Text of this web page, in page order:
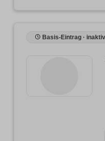
Basis-Eintrag · inaktiv